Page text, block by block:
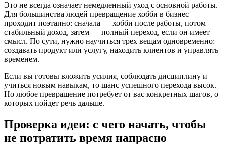
Это не всегда означает немедленный уход с основной работы.
Для большинства людей превращение хобби в бизнес
проходит поэтапно: сначала — хобби после работы, потом —
стабильный доход, затем — полный переход, если он имеет
смысл. По сути, нужно научиться трех вещам одновременно:
создавать продукт или услугу, находить клиентов и управлять
временем.
Если вы готовы вложить усилия, соблюдать дисциплину и
учиться новым навыкам, то шанс успешного перехода высок.
Но любое превращение потребует от вас конкретных шагов, о
которых пойдет речь дальше.
Проверка идеи: с чего начать, чтобы
не потратить время напрасно